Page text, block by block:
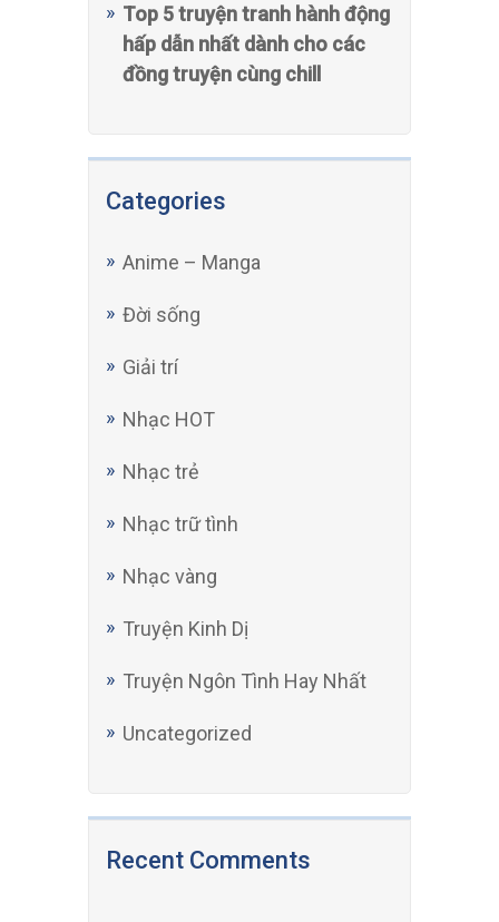
Top 5 truyện tranh hành động
hấp dẫn nhất dành cho các
đồng truyện cùng chill
Categories
Anime – Manga
Đời sống
Giải trí
Nhạc HOT
Nhạc trẻ
Nhạc trữ tình
Nhạc vàng
Truyện Kinh Dị
Truyện Ngôn Tình Hay Nhất
Uncategorized
Recent Comments